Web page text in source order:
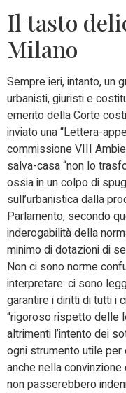
Il tasto
Milano
Sempre ieri, intanto, un
urbanisti, giuristi e
emerito della Corte
inviato una “Lettera-
commissione VIII
salva-casa “non lo
ossia in un colpo di
sull’urbanistica dalla
Parlamento, secondo
inderogabilità della
minimo di dotazioni di
Non ci sono norme
interpretare: ci sono
garantire i diritti di tutti i
“rigoroso rispetto delle
altrimenti l’intento dei
ogni strumento utile per
anche nella
non passerebbero